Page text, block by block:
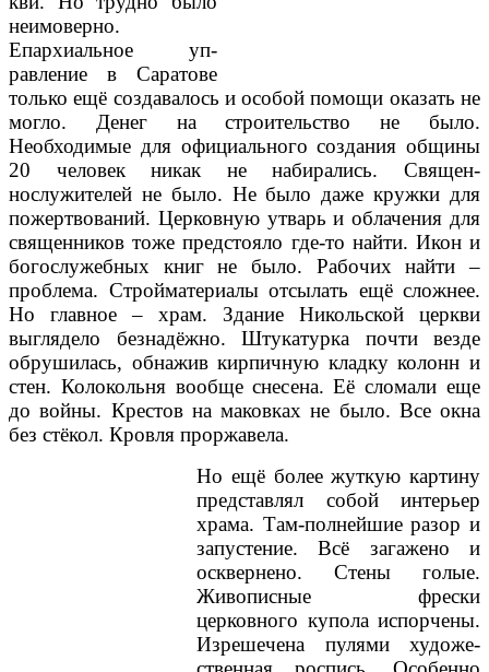
неимо­верно.
Епархиальное уп­
равление в Саратове
только ещё создавалось и особой помощи ока­зать не
могло. Денег на строительство не было.
Необходимые для офи­циального создания об­щины
20 человек никак не набирались. Священ­
нослужителей не было. Не было даже кружки для
пожертвований. Церковную утварь и об­лачения для
священников тоже предстояло где-то найти. Икон и
бо­гослужебных книг не было. Рабочих найти –
проблема. Строймате­риалы отсылать ещё сложнее.
Но главное – храм. Здание Никольс­кой церкви
выглядело безнадёжно. Штукатур­ка почти везде
обруши­лась, обнажив кирпич­ную кладку колонн и
стен. Колокольня вооб­ще снесена. Её слома­ли еще
до войны. Крес­тов на маковках не было. Все окна
без стё­кол. Кровля проржаве­ла.
Но ещё более жуткую картину
представлял со­бой интерьер
храма. Там-полнейшие разор и
запу­стение. Всё загажено и
осквернено. Стены го­лые.
Живописные фрески
церковного ку­пола испорчены.
Изре­шечена пулями художе­